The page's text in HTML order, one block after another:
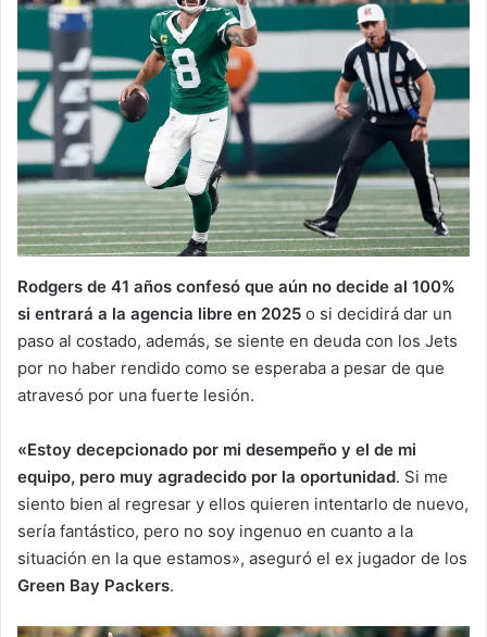
Rodgers de 41 años confesó que aún no decide al 100%
si entrará a la agencia libre en 2025 o si decidirá dar un
paso al costado, además, se siente en deuda con los Jets
por no haber rendido como se esperaba a pesar de que
atravesó por una fuerte lesión.
«Estoy decepcionado por mi desempeño y el de mi
equipo, pero muy agradecido por la oportunidad. Si me
siento bien al regresar y ellos quieren intentarlo de nuevo,
sería fantástico, pero no soy ingenuo en cuanto a la
situación en la que estamos», aseguró el ex jugador de los
Green Bay Packers.